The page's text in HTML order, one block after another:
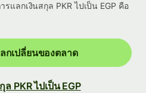
แลกเงินสกุล PKR ไปเป็น EGP คือ
กเปลี่ยนของตลาด
PKR ไปเป็น EGP